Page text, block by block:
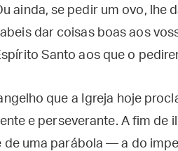
ainda, se pedir um ovo, lhe
dar coisas boas aos
Santo aos que o
que a Igreja hoje
e perseverante. A fim de
de uma parábola — a do